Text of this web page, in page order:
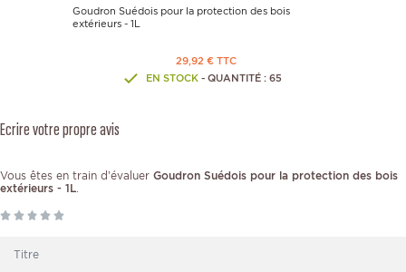
Goudron Suédois pour la protection des bois
extérieurs - 1L
29,92 € TTC
EN STOCK - QUANTITÉ : 65
Ecrire votre propre avis
Vous êtes en train d’évaluer Goudron Suédois pour la protection des bois
extérieurs - 1L